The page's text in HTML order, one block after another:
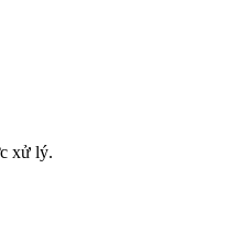
xử lý.